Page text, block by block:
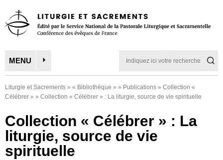
MENU
Liturgie et Sacrements » « Bibliothèque » » Publications » Collection «
Célébrer » » Collection « Célébrer » : La liturgie, source de vie spirituelle
Collection « Célébrer » : La
liturgie, source de vie
spirituelle